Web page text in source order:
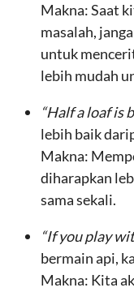
Makna: Saat
masalah,
untuk
lebih mudah
“Half a loaf is
lebih baik
Makna:
diharapkan
sama sekali.
“If you play
bermain api,
Makna: Kita